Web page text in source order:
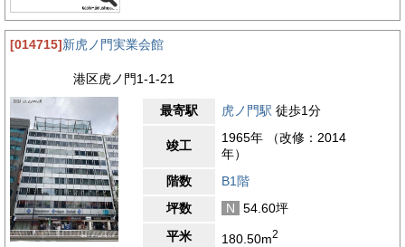
[014715]新虎ノ門実業会館
港区虎ノ門1-1-21
最寄駅 虎ノ門駅 徒歩1分
竣工
1965年 （改修：2014
年）
階数
B1階
坪数
N
54.60坪
平米
180.50m2